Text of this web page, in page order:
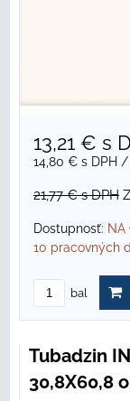
13,21 € s
14,80 € s DPH /
21,77 €s DPH
Dostupnosť: NA
10 pracovných
bal
Tubadzin
30,8X60,8